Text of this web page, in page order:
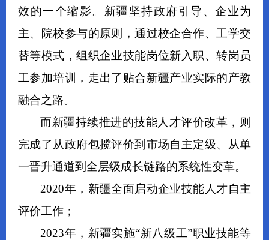
效的一个缩影。新疆坚持政府引导、企业为
主、院校参与的原则，通过校企合作、工学交
替等模式，组织企业技能岗位新入职、转岗员
工参加培训，走出了贴合新疆产业实际的产教
融合之路。
而新疆持续推进的技能人才评价改革，则
完成了从政府包揽评价到市场自主定级、从单
一晋升通道到全层级成长链路的系统性变革。
2020年，新疆全面启动企业技能人才自主
评价工作；
2023年，新疆实施“新八级工”职业技能等